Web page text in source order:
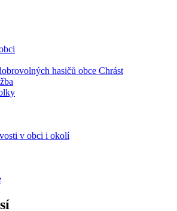
hasičů obce Chrást
v obci i okolí